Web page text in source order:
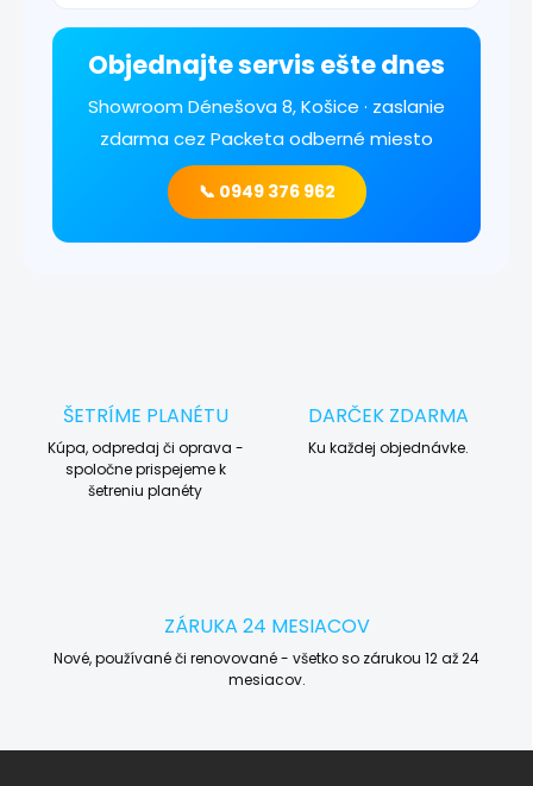
Objednajte servis ešte dnes
Showroom Dénešova 8, Košice · zaslanie
zdarma cez Packeta odberné miesto
📞 0949 376 962
ŠETRÍME PLANÉTU
Kúpa, odpredaj či oprava -
spoločne prispejeme k
šetreniu planéty
DARČEK ZDARMA
Ku každej objednávke.
ZÁRUKA 24 MESIACOV
Nové, používané či renovované - všetko so zárukou 12 až 24
mesiacov.